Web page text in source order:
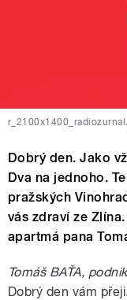
Dobrý den. Jako
Dva na jednoho.
pražských
vás zdraví ze
apartmá pana
Tomáš BAŤA,
Dobrý den vám přeji.